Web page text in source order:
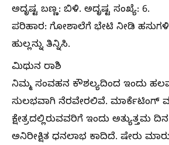
ಅದೃಷ್ಟ ಬಣ್ಣ: ಬಿಳಿ. ಅದೃಷ್ಟ ಸಂಖ್ಯೆ: 6.
ಪರಿಹಾರ: ಗೋಶಾಲೆಗೆ ಭೇಟಿ ನೀಡಿ
ಹುಲ್ಲನ್ನು ತಿನ್ನಿಸಿ.
ಮಿಥುನ ರಾಶಿ
ನಿಮ್ಮ ಸಂವಹನ ಕೌಶಲ್ಯದಿಂದ ಇಂದು
ಸುಲಭವಾಗಿ ನೆರವೇರಲಿವೆ. ಮಾರ್ಕೆಟಿಂಗ್
ಕ್ಷೇತ್ರದಲ್ಲಿರುವವರಿಗೆ ಇಂದು ಅತ್ಯುತ್ತಮ
ಅನಿರೀಕ್ಷಿತ ಧನಲಾಭ ಕಾದಿದೆ. ಷೇರು